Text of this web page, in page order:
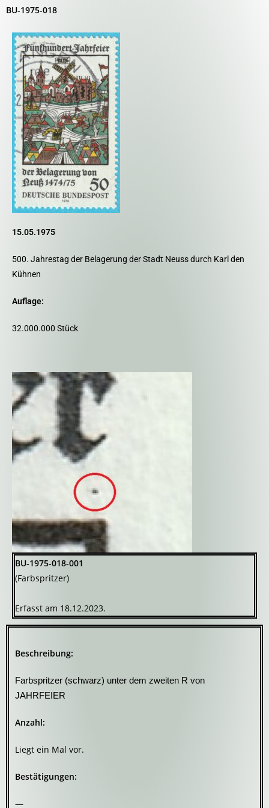
BU-1975-018
15.05.1975
500. Jahrestag der Belagerung der Stadt Neuss durch Karl den
Kühnen
Auflage:
32.000.000 Stück
BU-1975-018-001
(Farbspritzer)
Erfasst am 18.12.2023.
Beschreibung:
Farbspritzer (schwarz) unter dem zweiten R von
JAHRFEIER
Anzahl:
Liegt ein Mal vor.
Bestätigungen:
—